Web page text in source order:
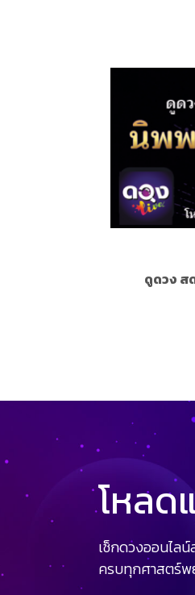
ดูดวง ส
โหลด
เช็กดวงออนไล
ครบทุกศาสตร์พ